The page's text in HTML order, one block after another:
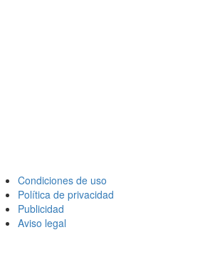
Condiciones de uso
Política de privacidad
Publicidad
Aviso legal